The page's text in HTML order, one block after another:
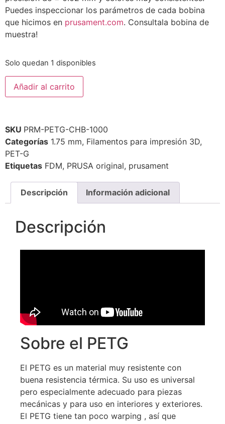
Puedes inspeccionar los parámetros de cada bobina
que hicimos en prusament.com. Consultala bobina de
muestra!
Solo quedan 1 disponibles
Añadir al carrito
SKU PRM-PETG-CHB-1000
Categorías 1.75 mm, Filamentos para impresión 3D,
PET-G
Etiquetas FDM, PRUSA original, prusament
Descripción Información adicional
Descripción
Sobre el PETG
El PETG es un material muy resistente con
buena resistencia térmica. Su uso es universal
pero especialmente adecuado para piezas
mecánicas y para uso en interiores y exteriores.
El PETG tiene tan poco warping , así que